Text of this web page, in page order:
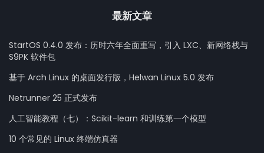
最新文章
StartOS 0.4.0 发布：历时六年全面重写，引入 LXC、新网络栈与
S9PK 软件包
基于 Arch Linux 的桌面发行版，Helwan Linux 5.0 发布
Netrunner 25 正式发布
人工智能教程（七）：Scikit-learn 和训练第一个模型
10 个常见的 Linux 终端仿真器